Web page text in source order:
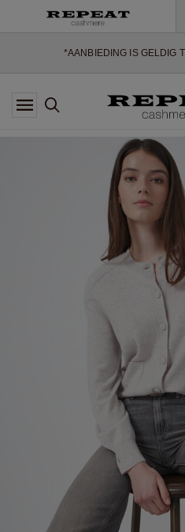
*AANBIEDING IS GELDIG
*NIET GELDIG
*UITZONDERINGEN
ZACHTE NIEUWE STIJLEN EN
EXTRA 10%